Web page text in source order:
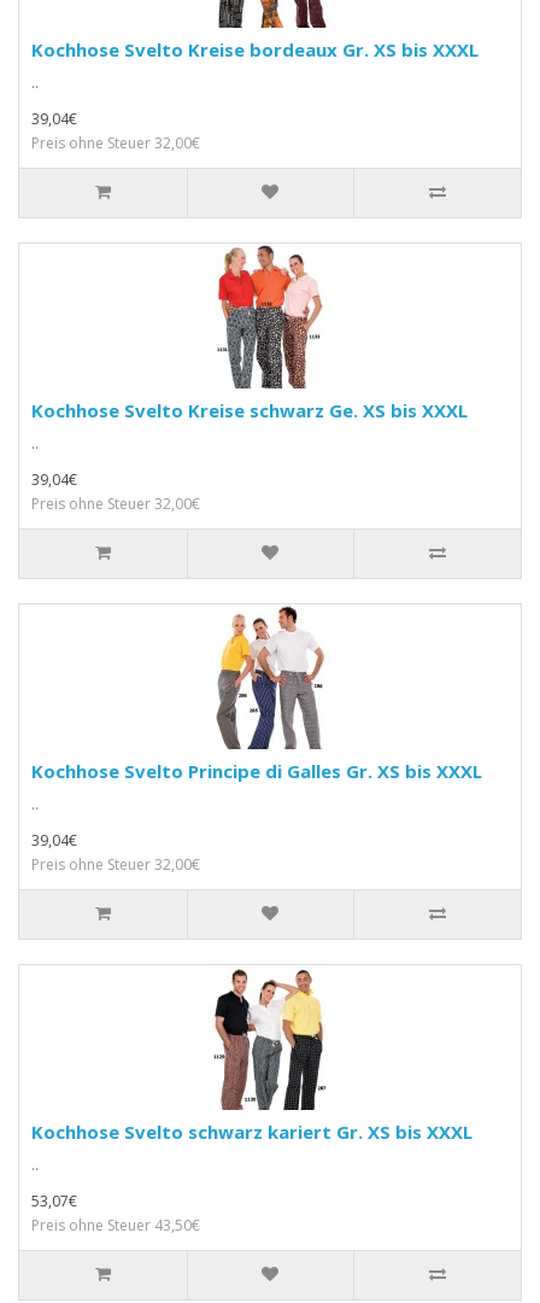
Kochhose Svelto Kreise bordeaux Gr. XS bis XXXL
..
39,04€
Preis ohne Steuer 32,00€
Kochhose Svelto Kreise schwarz Ge. XS bis XXXL
..
39,04€
Preis ohne Steuer 32,00€
Kochhose Svelto Principe di Galles Gr. XS bis XXXL
..
39,04€
Preis ohne Steuer 32,00€
Kochhose Svelto schwarz kariert Gr. XS bis XXXL
..
53,07€
Preis ohne Steuer 43,50€